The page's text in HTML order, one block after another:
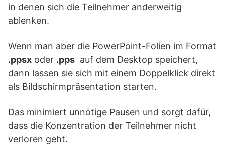
in denen sich die Teilnehmer anderweitig
ablenken.
Wenn man aber die PowerPoint-Folien im Format
.ppsx oder .pps auf dem Desktop speichert,
dann lassen sie sich mit einem Doppelklick direkt
als Bildschirmpräsentation starten.
Das minimiert unnötige Pausen und sorgt dafür,
dass die Konzentration der Teilnehmer nicht
verloren geht.